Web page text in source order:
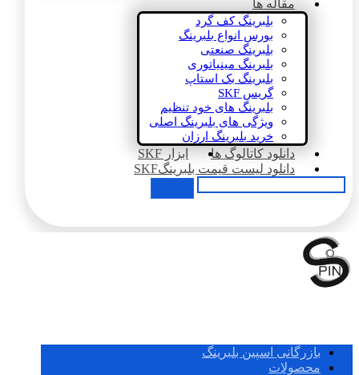
مقاله ها
بلبرینگ کف گرد
بورس انواع بلبرینگ
بلبرینگ صنعتی
بلبرینگ مینیاتوری
بلبرینگ بک استاپ
گریس SKF
بلبرینگ های خود تنظیم
ویژگی های بلبرینگ اصلی
خرید بلبرینگ ارزان
دانلود کاتالوگ ها
ابزار SKF
دانلود لیست قیمت بلبرینگSKF
بازرگانی اسپین بلبرینگ
محصولات